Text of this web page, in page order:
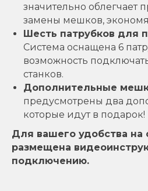
значительно облегчает
замены мешков,
Шесть патрубков для
Система оснащена 6
возможность
станков.
Дополнительные
предусмотрены два
которые идут в подарок!
Для вашего удобства на
размещена
подключению.